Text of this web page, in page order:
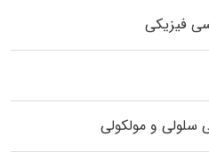
فیزیکی
و مولکولی